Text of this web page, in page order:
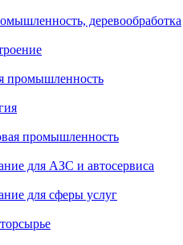
деревообработка
промышленность
промышленность
для АЗС и автосервиса
для сферы услуг